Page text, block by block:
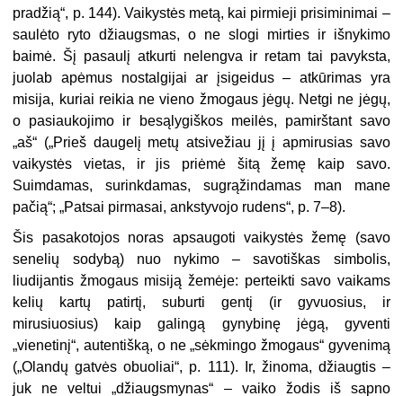
pradžią“, p. 144). Vaikystės metą, kai pirmieji prisiminimai –
saulėto ryto džiaugsmas, o ne slogi mirties ir išnykimo
baimė. Šį pasaulį atkurti nelengva ir retam tai pavyksta,
juolab apėmus nostalgijai ar įsigeidus – atkūrimas yra
misija, kuriai reikia ne vieno žmogaus jėgų. Netgi ne jėgų,
o pasiaukojimo ir besąlygiškos meilės, pamirštant savo
„aš“ („Prieš daugelį metų atsivežiau jį į apmirusias savo
vaikystės vietas, ir jis priėmė šitą žemę kaip savo.
Suimdamas, surinkdamas, sugrąžindamas man mane
pačią“; „Patsai pirmasai, ankstyvojo rudens“, p. 7–8).
Šis pasakotojos noras apsaugoti vaikystės žemę (savo
senelių sodybą) nuo nykimo – savotiškas simbolis,
liudijantis žmogaus misiją žemėje: perteikti savo vaikams
kelių kartų patirtį, suburti gentį (ir gyvuosius, ir
mirusiuosius) kaip galingą gynybinę jėgą, gyventi
„vienetinį“, autentišką, o ne „sėkmingo žmogaus“ gyvenimą
(„Olandų gatvės obuoliai“, p. 111). Ir, žinoma, džiaugtis –
juk ne veltui „džiaugsmynas“ – vaiko žodis iš sapno